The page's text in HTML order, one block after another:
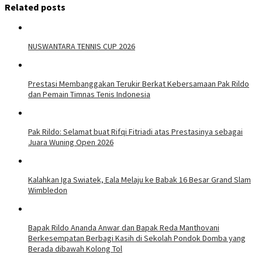
Related posts
NUSWANTARA TENNIS CUP 2026
Prestasi Membanggakan Terukir Berkat Kebersamaan Pak Rildo
dan Pemain Timnas Tenis Indonesia
Pak Rildo: Selamat buat Rifqi Fitriadi atas Prestasinya sebagai
Juara Wuning Open 2026
Kalahkan Iga Swiatek, Eala Melaju ke Babak 16 Besar Grand Slam
Wimbledon
Bapak Rildo Ananda Anwar dan Bapak Reda Manthovani
Berkesempatan Berbagi Kasih di Sekolah Pondok Domba yang
Berada dibawah Kolong Tol